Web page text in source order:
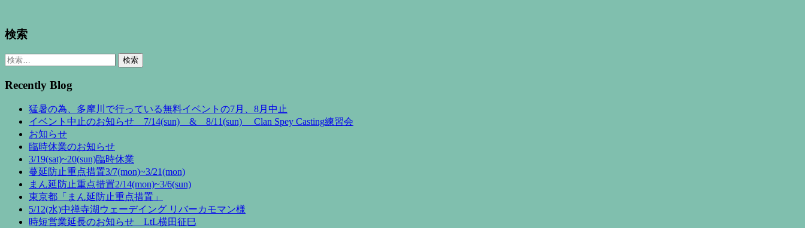
検索
検
Recently Blog
猛暑の為、多摩川で行っている無料イベントの7月、8月中止
イベント中止のお知らせ 7/14(sun) & 8/11(sun) Clan Spey Casting練習会
お知らせ
臨時休業のお知らせ
3/19(sat)~20(sun)臨時休業
蔓延防止重点措置3/7(mon)~3/21(mon)
まん延防止重点措置2/14(mon)~3/6(sun)
東京都「まん延防止重点措置」
5/12(水)中禅寺湖ウェーデイング リバーカモマン様
時短営業延長のお知らせ LtL横田征巳